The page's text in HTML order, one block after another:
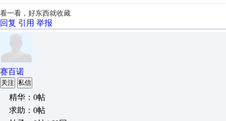
看一看，好东西就收藏
回复 引用 举报
赛百诺
关注 私信
精华：0帖
求助：0帖